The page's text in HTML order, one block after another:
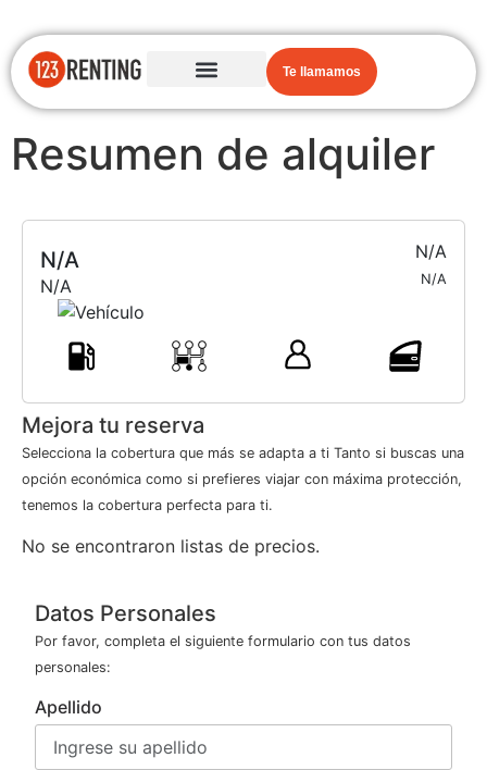
Te llamamos
Resumen de alquiler
N/A
N/A
N/A
N/A
Mejora tu reserva
Selecciona la cobertura que más se adapta a ti Tanto si buscas una
opción económica como si prefieres viajar con máxima protección,
tenemos la cobertura perfecta para ti.
No se encontraron listas de precios.
Datos Personales
Por favor, completa el siguiente formulario con tus datos
personales:
Apellido